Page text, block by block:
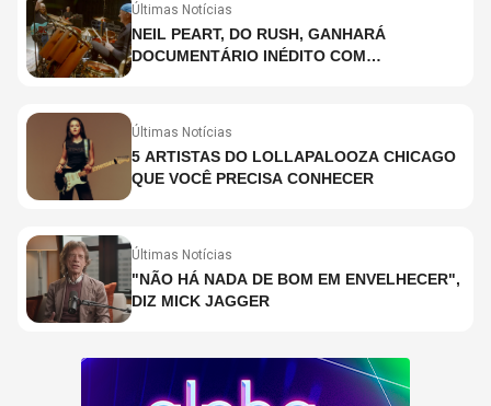
Últimas Notícias
NEIL PEART, DO RUSH, GANHARÁ
DOCUMENTÁRIO INÉDITO COM
Últimas Notícias
5 ARTISTAS DO LOLLAPALOOZA CHICAGO
QUE VOCÊ PRECISA CONHECER
Últimas Notícias
"NÃO HÁ NADA DE BOM EM ENVELHECER",
DIZ MICK JAGGER